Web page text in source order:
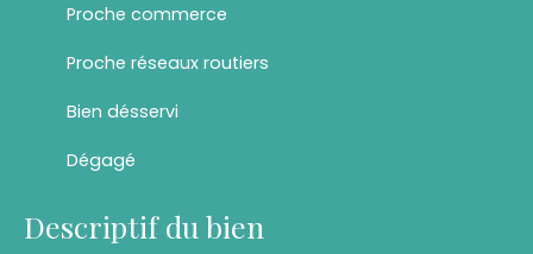
Proche commerce
Proche réseaux routiers
Bien désservi
Dégagé
Descriptif du bien